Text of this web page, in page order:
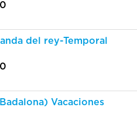
del rey-Temporal
Vacaciones